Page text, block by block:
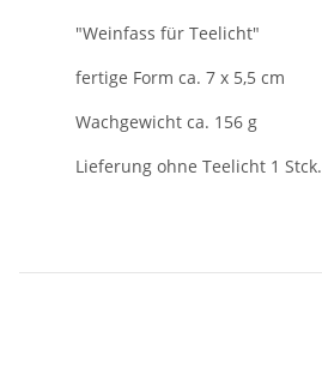
"Weinfass für Teelicht"
fertige Form ca. 7 x 5,5 cm
Wachgewicht ca. 156 g
Lieferung ohne Teelicht 1 Stck.